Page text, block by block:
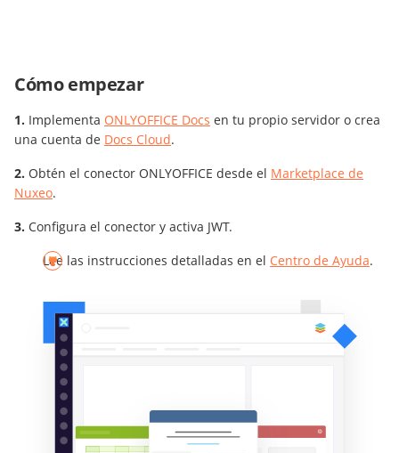
Cómo empezar
Implementa ONLYOFFICE Docs en tu propio servidor o crea
una cuenta de Docs Cloud.
Obtén el conector ONLYOFFICE desde el Marketplace de
Nuxeo.
Configura el conector y activa JWT.
Lee las instrucciones detalladas en el Centro de Ayuda.